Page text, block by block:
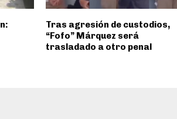
Tras agresión de custodios,
“Fofo” Márquez será
trasladado a otro penal